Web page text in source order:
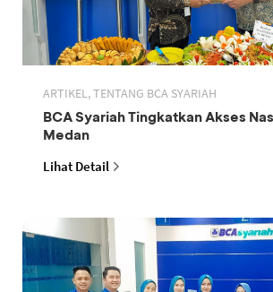
ARTIKEL, TENTANG BCA SYARIAH
BCA Syariah Tingkatkan Akses
Medan
Lihat Detail